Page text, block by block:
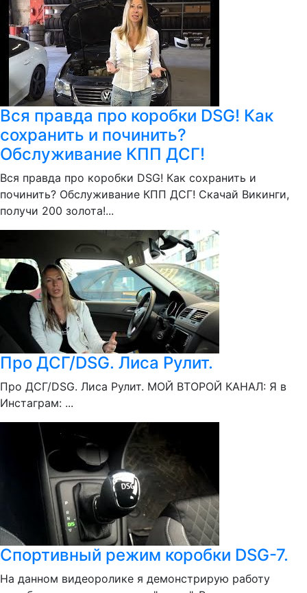
Вся правда про коробки DSG! Как
сохранить и починить?
Обслуживание КПП ДСГ!
Вся правда про коробки DSG! Как сохранить и
починить? Обслуживание КПП ДСГ! Скачай Викинги,
получи 200 золота!...
Про ДСГ/DSG. Лиса Рулит.
Про ДСГ/DSG. Лиса Рулит. МОЙ ВТОРОЙ КАНАЛ: Я в
Инстаграм: ...
Спортивный режим коробки DSG-7.
На данном видеоролике я демонстрирую работу